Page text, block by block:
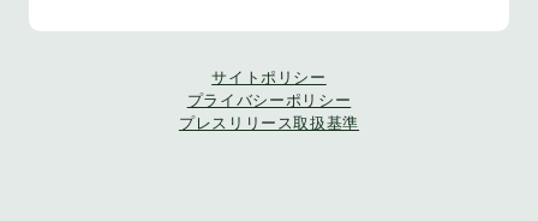
サイトポリシー
プライバシーポリシー
プレスリリース取扱基準